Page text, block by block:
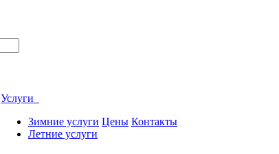
Услуги
Зимние услуги
Летние услуги
Цены Контакты